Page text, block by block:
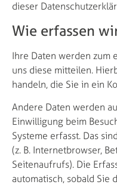
dieser
Wie erfassen
Ihre Daten werden zum
uns diese mitteilen.
handeln, die Sie in ein
Andere Daten werden
Einwilligung beim
Systeme erfasst. Das
(z. B. Internetbrowser,
Seitenaufrufs). Die
automatisch, sobald Sie